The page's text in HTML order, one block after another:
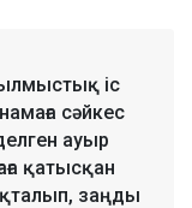
іс
сәйкес
ауыр
қатысқан
заңды